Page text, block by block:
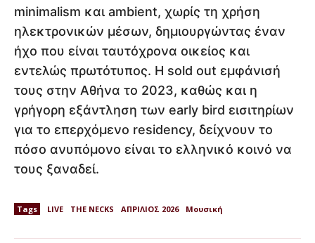
minimalism και ambient, χωρίς τη χρήση
ηλεκτρονικών μέσων, δημιουργώντας έναν
ήχο που είναι ταυτόχρονα οικείος και
εντελώς πρωτότυπος. Η sold out εμφάνισή
τους στην Αθήνα το 2023, καθώς και η
γρήγορη εξάντληση των early bird εισιτηρίων
για το επερχόμενο residency, δείχνουν το
πόσο ανυπόμονο είναι το ελληνικό κοινό να
τους ξαναδεί.
Tags LIVE THE NECKS ΑΠΡΙΛΙΟΣ 2026 Μουσική